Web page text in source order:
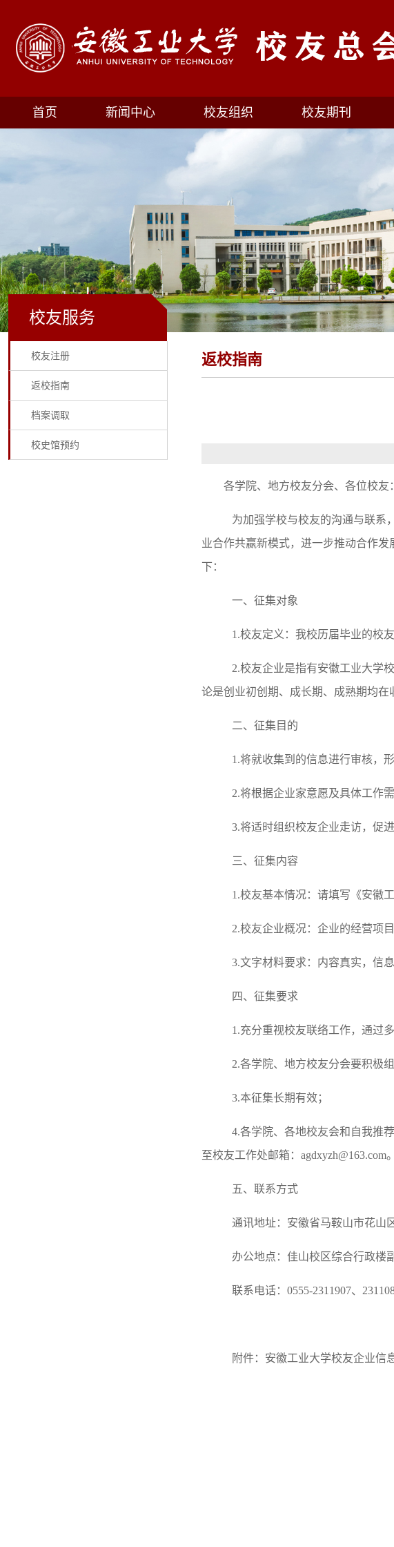
首页 新闻中心 校友组织 校友期刊
校友服务
校友注册
返校指南
档案调取
校史馆预约
返校指南
各学院、地方校友分会、各位校友：
为加强学校与校友的沟通与联系
业合作共赢新模式，进一步推动合作
下：
一、征集对象
1.校友定义：我校历届毕业的校
2.校友企业是指有安徽工业大学
论是创业初创期、成长期、成熟期均在
二、征集目的
1.将就收集到的信息进行审核，
2.将根据企业家意愿及具体工作
3.将适时组织校友企业走访，促
三、征集内容
1.校友基本情况：请填写《安徽
2.校友企业概况：企业的经营项
3.文字材料要求：内容真实，信
四、征集要求
1.充分重视校友联络工作，通过
2.各学院、地方校友分会要积极
3.本征集长期有效；
4.各学院、各地校友会和自我推
至校友工作处邮箱：agdxyzh@163.com。
五、联系方式
通讯地址：安徽省马鞍山市花山
办公地点：佳山校区综合行政楼
联系电话：0555-2311907、
附件：安徽工业大学校友企业信